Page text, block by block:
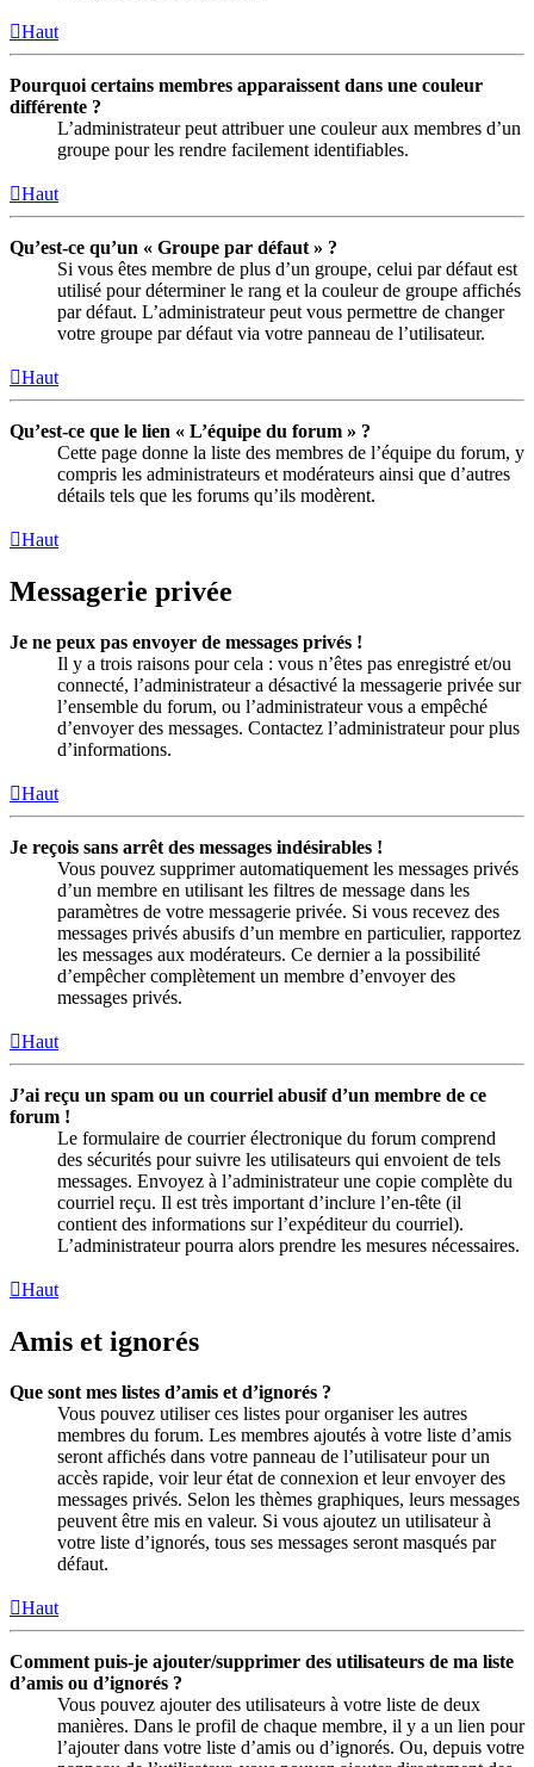
Haut
Pourquoi certains membres apparaissent dans une couleur
différente ?
L’administrateur peut attribuer une couleur aux membres d’un
groupe pour les rendre facilement identifiables.
Haut
Qu’est-ce qu’un « Groupe par défaut » ?
Si vous êtes membre de plus d’un groupe, celui par défaut est
utilisé pour déterminer le rang et la couleur de groupe affichés
par défaut. L’administrateur peut vous permettre de changer
votre groupe par défaut via votre panneau de l’utilisateur.
Haut
Qu’est-ce que le lien « L’équipe du forum » ?
Cette page donne la liste des membres de l’équipe du forum, y
compris les administrateurs et modérateurs ainsi que d’autres
détails tels que les forums qu’ils modèrent.
Haut
Messagerie privée
Je ne peux pas envoyer de messages privés !
Il y a trois raisons pour cela : vous n’êtes pas enregistré et/ou
connecté, l’administrateur a désactivé la messagerie privée sur
l’ensemble du forum, ou l’administrateur vous a empêché
d’envoyer des messages. Contactez l’administrateur pour plus
d’informations.
Haut
Je reçois sans arrêt des messages indésirables !
Vous pouvez supprimer automatiquement les messages privés
d’un membre en utilisant les filtres de message dans les
paramètres de votre messagerie privée. Si vous recevez des
messages privés abusifs d’un membre en particulier, rapportez
les messages aux modérateurs. Ce dernier a la possibilité
d’empêcher complètement un membre d’envoyer des
messages privés.
Haut
J’ai reçu un spam ou un courriel abusif d’un membre de ce
forum !
Le formulaire de courrier électronique du forum comprend
des sécurités pour suivre les utilisateurs qui envoient de tels
messages. Envoyez à l’administrateur une copie complète du
courriel reçu. Il est très important d’inclure l’en-tête (il
contient des informations sur l’expéditeur du courriel).
L’administrateur pourra alors prendre les mesures nécessaires.
Haut
Amis et ignorés
Que sont mes listes d’amis et d’ignorés ?
Vous pouvez utiliser ces listes pour organiser les autres
membres du forum. Les membres ajoutés à votre liste d’amis
seront affichés dans votre panneau de l’utilisateur pour un
accès rapide, voir leur état de connexion et leur envoyer des
messages privés. Selon les thèmes graphiques, leurs messages
peuvent être mis en valeur. Si vous ajoutez un utilisateur à
votre liste d’ignorés, tous ses messages seront masqués par
défaut.
Haut
Comment puis-je ajouter/supprimer des utilisateurs de ma liste
d’amis ou d’ignorés ?
Vous pouvez ajouter des utilisateurs à votre liste de deux
manières. Dans le profil de chaque membre, il y a un lien pour
l’ajouter dans votre liste d’amis ou d’ignorés. Ou, depuis votre